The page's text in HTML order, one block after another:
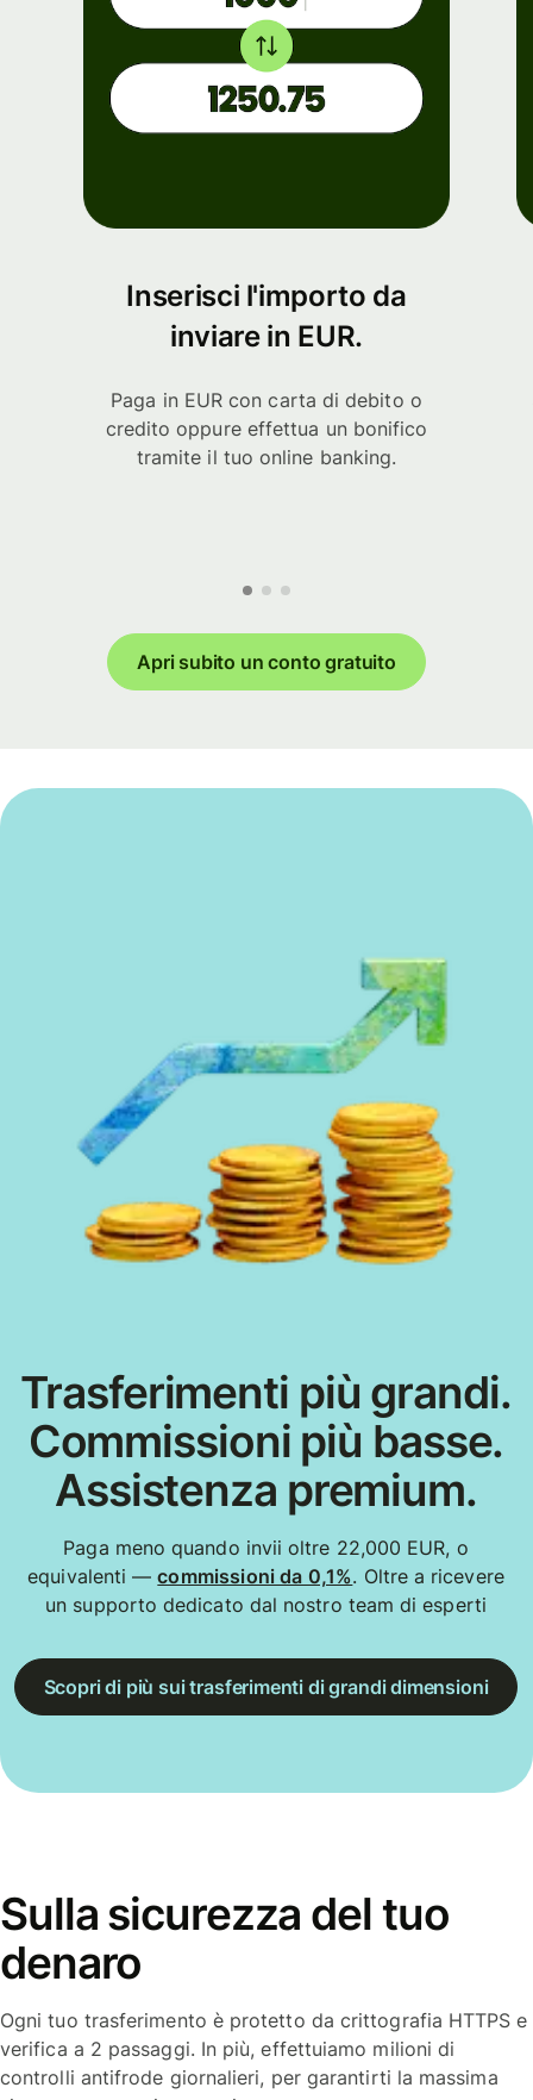
Inserisci l'importo da
inviare in EUR.
Paga in EUR con carta di debito o
credito oppure effettua un bonifico
tramite il tuo online banking.
Apri subito un conto gratuito
Trasferimenti più grandi.
Commissioni più basse.
Assistenza premium.
Paga meno quando invii oltre 22,000 EUR, o
equivalenti —commissioni da 0,1%. Oltre a ricevere
un supporto dedicato dal nostro team di esperti
Scopri di più sui trasferimenti di grandi dimensioni
Sulla sicurezza del tuo
denaro
Ogni tuo trasferimento è protetto da crittografia HTTPS e
verifica a 2 passaggi. In più, effettuiamo milioni di
controlli antifrode giornalieri, per garantirti la massima